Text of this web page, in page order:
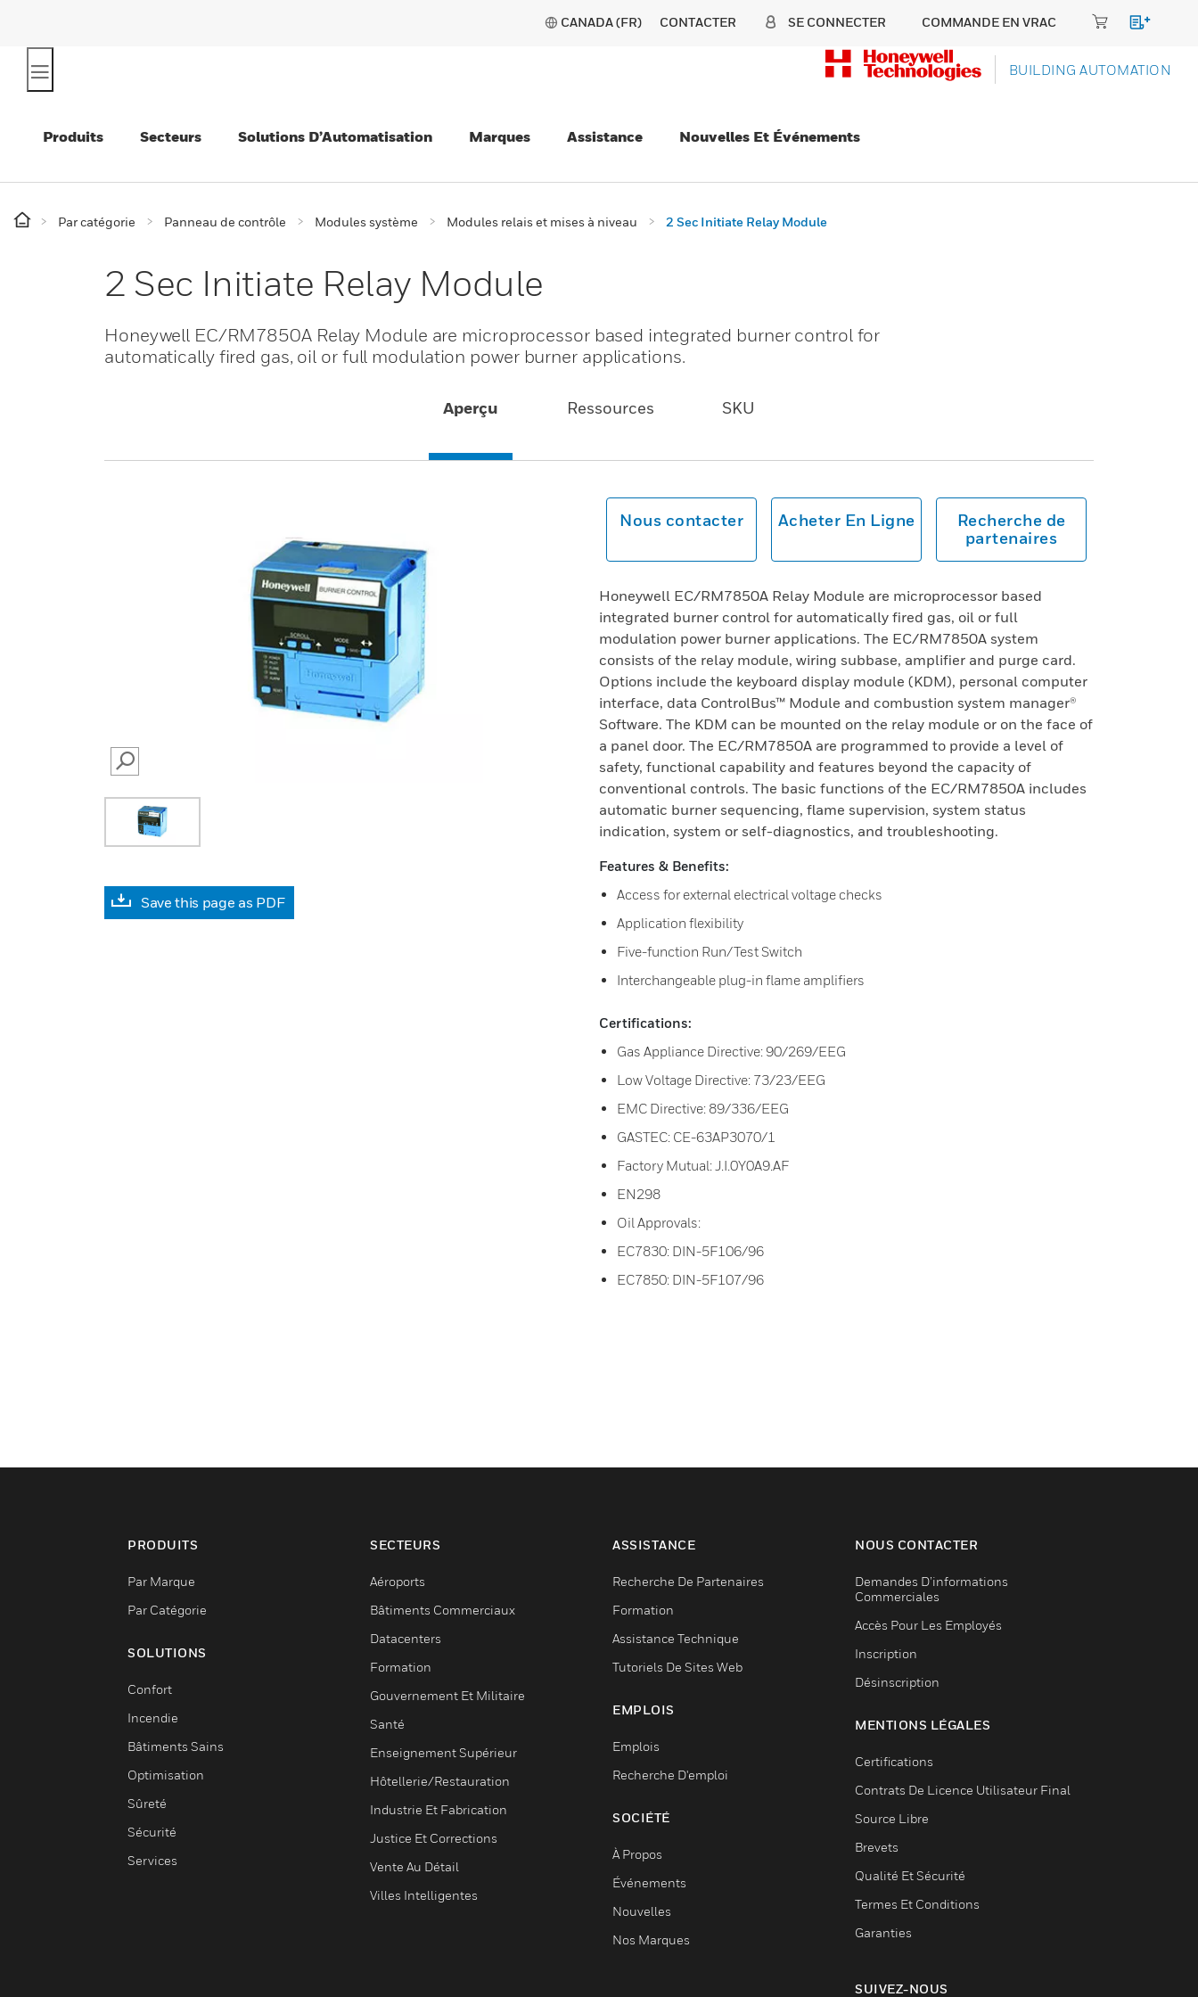
CANADA (FR) CONTACTER SE CONNECTER COMMANDE EN VRAC
BUILDING AUTOMATION
Produits Secteurs Solutions D’Automatisation Marques Assistance Nouvelles Et Événements
Par catégorie Panneau de contrôle Modules système Modules relais et mises à niveau 2 Sec Initiate Relay Module
2 Sec Initiate Relay Module
Honeywell EC/RM7850A Relay Module are microprocessor based integrated burner control for
automatically fired gas, oil or full modulation power burner applications.
Aperçu Ressources SKU
SEARCH
Save this page as PDF
Nous contacter Acheter En Ligne
Recherche de
partenaires
Honeywell EC/RM7850A Relay Module are microprocessor based
integrated burner control for automatically fired gas, oil or full
modulation power burner applications. The EC/RM7850A system
consists of the relay module, wiring subbase, amplifier and purge card.
Options include the keyboard display module (KDM), personal computer
interface, data ControlBus™ Module and combustion system manager®
Software. The KDM can be mounted on the relay module or on the face of
a panel door. The EC/RM7850A are programmed to provide a level of
safety, functional capability and features beyond the capacity of
conventional controls. The basic functions of the EC/RM7850A includes
automatic burner sequencing, flame supervision, system status
indication, system or self-diagnostics, and troubleshooting.
Features & Benefits:
Access for external electrical voltage checks
Application flexibility
Five-function Run/Test Switch
Interchangeable plug-in flame amplifiers
Certifications:
Gas Appliance Directive: 90/269/EEG
Low Voltage Directive: 73/23/EEG
EMC Directive: 89/336/EEG
GASTEC: CE-63AP3070/1
Factory Mutual: J.I.0Y0A9.AF
EN298
Oil Approvals:
EC7830: DIN-5F106/96
EC7850: DIN-5F107/96
PRODUITS
Par Marque
Par Catégorie
SOLUTIONS
Confort
Incendie
Bâtiments Sains
Optimisation
Sûreté
Sécurité
Services
SECTEURS
Aéroports
Bâtiments Commerciaux
Datacenters
Formation
Gouvernement Et Militaire
Santé
Enseignement Supérieur
Hôtellerie/Restauration
Industrie Et Fabrication
Justice Et Corrections
Vente Au Détail
Villes Intelligentes
ASSISTANCE
Recherche De Partenaires
Formation
Assistance Technique
Tutoriels De Sites Web
EMPLOIS
Emplois
Recherche D'emploi
SOCIÉTÉ
À Propos
Événements
Nouvelles
Nos Marques
NOUS CONTACTER
Demandes D’informations
Commerciales
Accès Pour Les Employés
Inscription
Désinscription
MENTIONS LÉGALES
Certifications
Contrats De Licence Utilisateur Final
Source Libre
Brevets
Qualité Et Sécurité
Termes Et Conditions
Garanties
SUIVEZ-NOUS